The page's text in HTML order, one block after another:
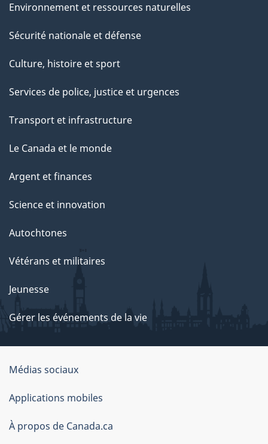
Environnement et ressources naturelles
Sécurité nationale et défense
Culture, histoire et sport
Services de police, justice et urgences
Transport et infrastructure
Le Canada et le monde
Argent et finances
Science et innovation
Autochtones
Vétérans et militaires
Jeunesse
Gérer les événements de la vie
Organisation
du
gouvernement
du
Médias sociaux
Applications mobiles
À propos de Canada.ca